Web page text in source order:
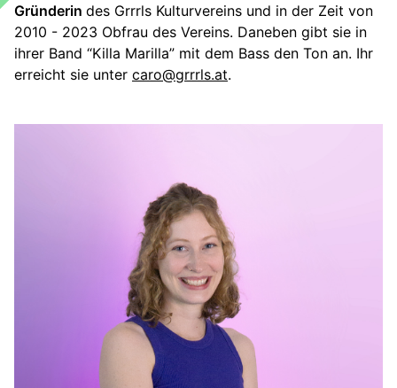
Gründerin des Grrrls Kulturvereins und in der Zeit von
2010 - 2023 Obfrau des Vereins. Daneben gibt sie in
ihrer Band “Killa Marilla” mit dem Bass den Ton an. Ihr
erreicht sie unter caro@grrrls.at.